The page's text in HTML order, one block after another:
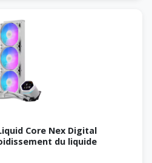
Core Nex Digital
du liquide